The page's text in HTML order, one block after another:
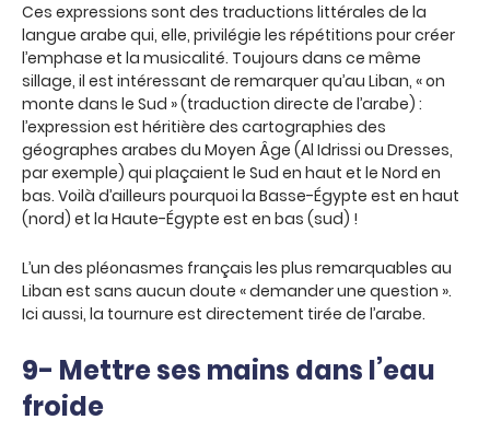
Ces expressions sont des traductions littérales de la
langue arabe qui, elle, privilégie les répétitions pour créer
l’emphase et la musicalité. Toujours dans ce même
sillage, il est intéressant de remarquer qu’au Liban, « on
monte dans le Sud » (traduction directe de l’arabe) :
l’expression est héritière des cartographies des
géographes arabes du Moyen Âge (Al Idrissi ou Dresses,
par exemple) qui plaçaient le Sud en haut et le Nord en
bas. Voilà d’ailleurs pourquoi la Basse-Égypte est en haut
(nord) et la Haute-Égypte est en bas (sud) !
L’un des pléonasmes français les plus remarquables au
Liban est sans aucun doute « demander une question ».
Ici aussi, la tournure est directement tirée de l’arabe.
9- Mettre ses mains dans l’eau
froide